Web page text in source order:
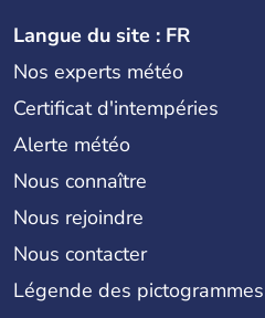
Langue du site : FR
Nos experts météo
Certificat d'intempéries
Alerte météo
Nous connaître
Nous rejoindre
Nous contacter
Légende des pictogrammes